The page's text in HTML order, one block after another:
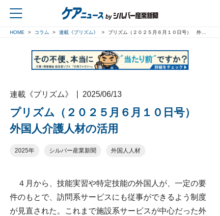
HOME コラム 連載《プリズム》 プリズム（２０２５月６月１０日号） 外国人介護人材の活用
連載《プリズム》 2025/06/13
プリズム（２０２５月６月１０日号）
外国人介護人材の活用
2025年 シルバー産業新聞 外国人人材
４月から、技能実習や特定技能の外国人が、一定の要
件のもとで、訪問系サービスにも従事ができるよう制度
が見直された。これまで施設系サービスが中心だった外